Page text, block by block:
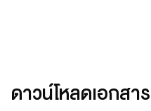
ดาวน์โหลดเอกสาร